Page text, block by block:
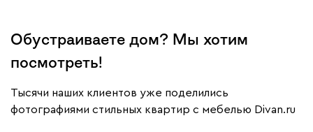
Обустраиваете дом? Мы хотим
посмотреть!
Тысячи наших клиентов уже поделились
фотографиями стильных квартир с мебелью Divan.ru